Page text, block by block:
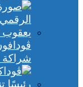
شراكة